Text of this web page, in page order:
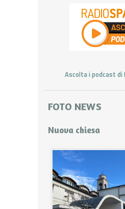
Ascolta i podcast di
FOTO NEWS
Nuova chiesa